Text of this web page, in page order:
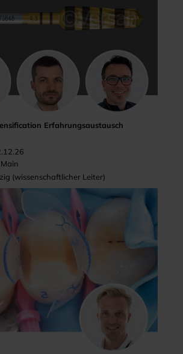
Erfahrungsaustausch
(wissenschaftlicher Leiter)